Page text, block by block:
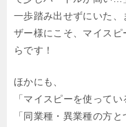
一歩踏み出せずにいた
ザー様にこそ、マイス
らです！
ほかにも、
「マイスピーを使って
「同業種・異業種の方